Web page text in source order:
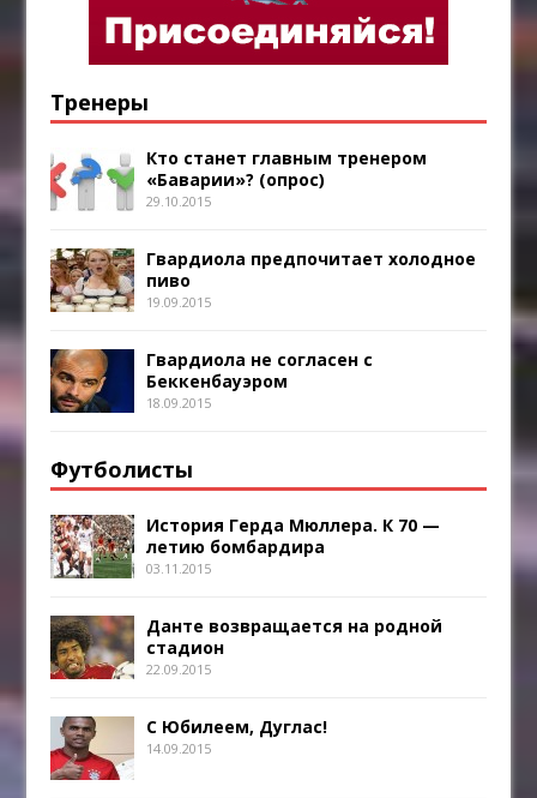
Тренеры
Кто станет главным тренером
«Баварии»? (опрос)
29.10.2015
Гвардиола предпочитает холодное
пиво
19.09.2015
Гвардиола не согласен с
Беккенбауэром
18.09.2015
Футболисты
История Герда Мюллера. К 70 —
летию бомбардира
03.11.2015
Данте возвращается на родной
стадион
22.09.2015
С Юбилеем, Дуглас!
14.09.2015